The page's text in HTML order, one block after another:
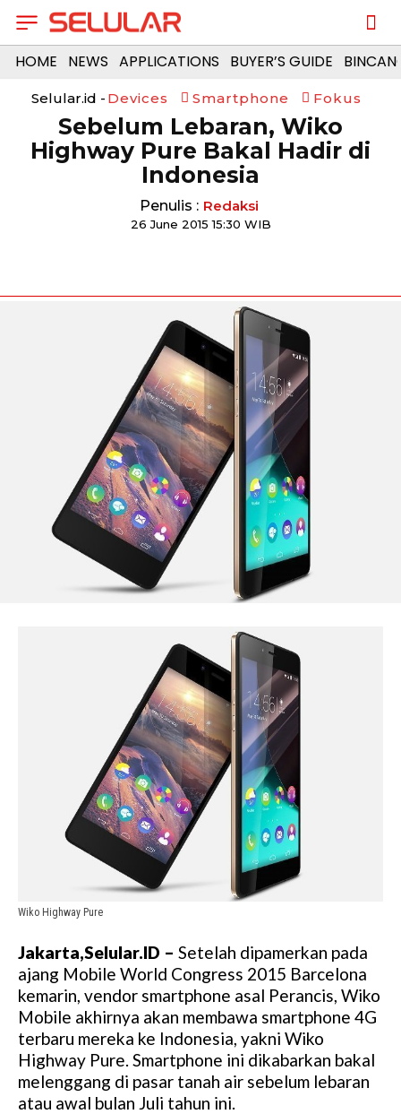
HOME NEWS APPLICATIONS BUYER’S GUIDE
Selular.id - Devices Smartphone Fokus
Sebelum Lebaran, Wiko
Highway Pure Bakal Hadir di
Indonesia
Penulis : Redaksi
26 June 2015 15:30 WIB
Wiko Highway Pure
Jakarta,Selular.ID – Setelah dipamerkan pada
ajang Mobile World Congress 2015 Barcelona
kemarin, vendor smartphone asal Perancis, Wiko
Mobile akhirnya akan membawa smartphone 4G
terbaru mereka ke Indonesia, yakni Wiko
Highway Pure. Smartphone ini dikabarkan bakal
melenggang di pasar tanah air sebelum lebaran
atau awal bulan Juli tahun ini.